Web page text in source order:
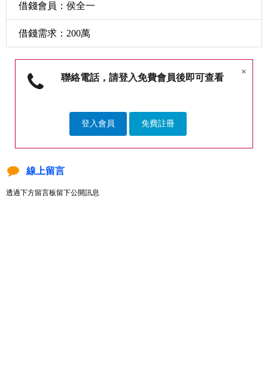
借錢會員：侯全一
借錢需求：200萬
×
聯絡電話，請登入免費會員後即可查看
登入會員 免費註冊
線上留言
透過下方留言板留下公開訊息